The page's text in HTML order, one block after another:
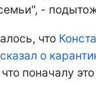
-
что
о
поначалу